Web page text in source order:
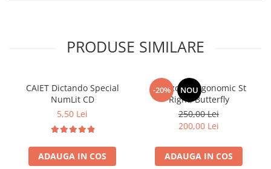
PRODUSE SIMILARE
CAIET Dictando Special
NumLit CD
5,50 Lei
ADAUGA IN COS
-20% NOU
Ghiozdan ergonomic St
Right, Butterfly
250,00 Lei
200,00 Lei
ADAUGA IN COS